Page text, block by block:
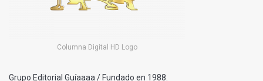
Columna Digital HD Logo
Grupo Editorial Guíaaaa / Fundado en 1988.